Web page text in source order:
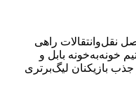
نقل‌وانتقالات راهی
خونه‌به‌خونه بابل و
بازیکنان لیگ‌برتری